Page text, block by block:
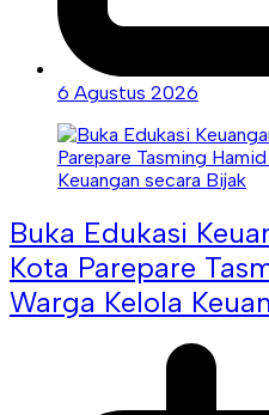
6 Agustus 2026
Buka Edukasi
Kota Parepare
Warga Kelola